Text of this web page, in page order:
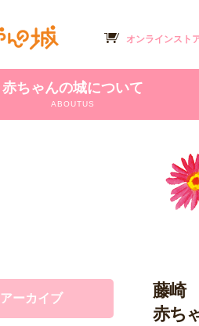
オンラインスト
赤ちゃんの城について
ABOUTUS
藤崎
赤ち
アーカイブ